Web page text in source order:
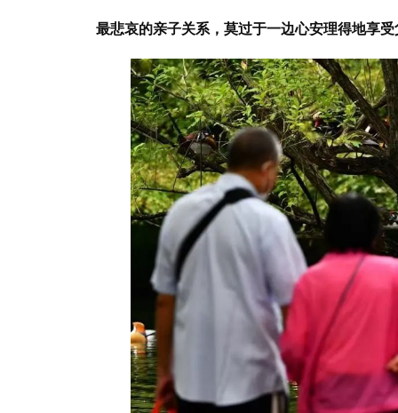
最悲哀的亲子关系，莫过于一边心安理得地享